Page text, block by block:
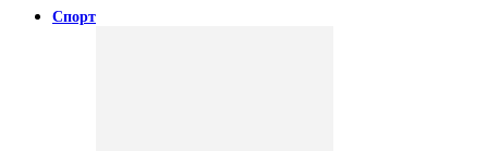
Спорт